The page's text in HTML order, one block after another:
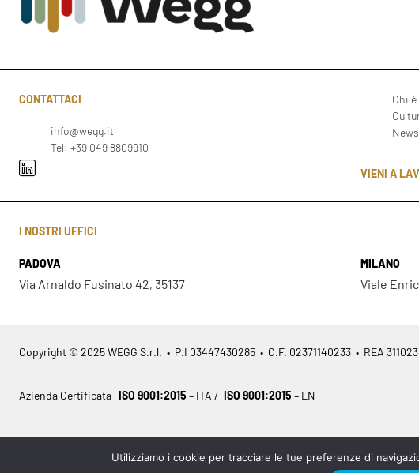
CONTATTACI
info@wegg.it
Tel: +39 049 8809910
Chi è
News
VIENI A
I NOSTRI UFFICI
PADOVA
Via Arnaldo Fusinato 42, 35137
MILANO
Viale
Copyright © 2025 WEGG S.r.l. • P.I 03447430285 • C.F. 02371140233 • REA 311023
Azienda Certificata ISO 9001:2015 – ITA / ISO 9001:2015 – EN
Cookies policy
Utilizziamo i cookie per tracciare le tue preferenze di